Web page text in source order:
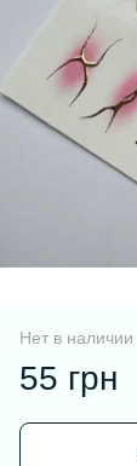
Нет в наличии
55 грн